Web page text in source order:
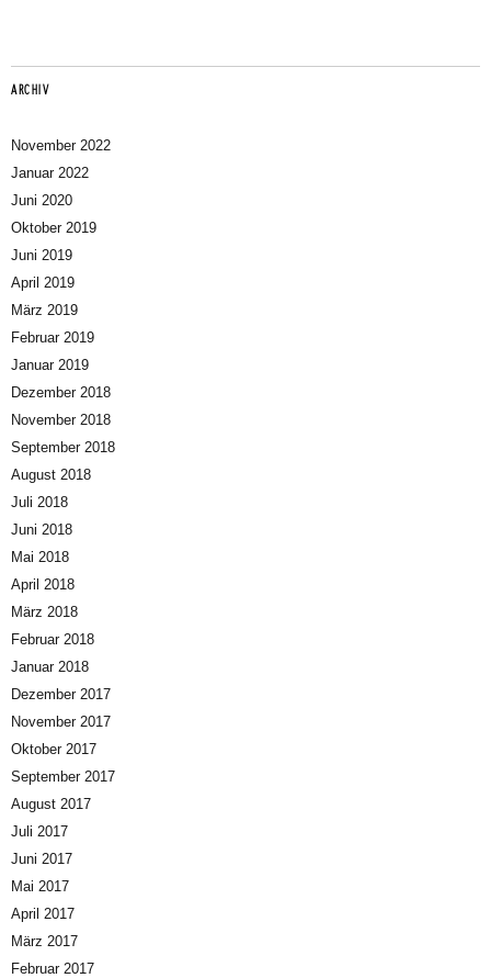
ARCHIV
November 2022
Januar 2022
Juni 2020
Oktober 2019
Juni 2019
April 2019
März 2019
Februar 2019
Januar 2019
Dezember 2018
November 2018
September 2018
August 2018
Juli 2018
Juni 2018
Mai 2018
April 2018
März 2018
Februar 2018
Januar 2018
Dezember 2017
November 2017
Oktober 2017
September 2017
August 2017
Juli 2017
Juni 2017
Mai 2017
April 2017
März 2017
Februar 2017